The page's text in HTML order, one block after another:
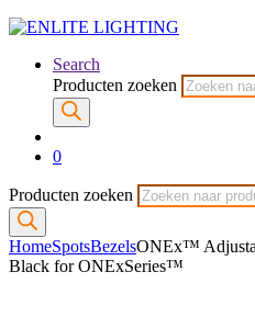
Search
Producten zoeken
0
Producten zoeken
HomeSpotsBezelsONEx™
Black for ONExSeries™